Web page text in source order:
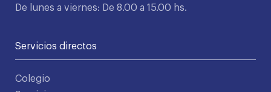
De lunes a viernes: De 8.00 a 15.00 hs.
Servicios directos
Colegio